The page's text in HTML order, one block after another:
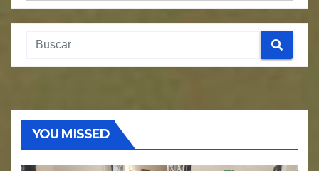
Categorías.
YOU MISSED